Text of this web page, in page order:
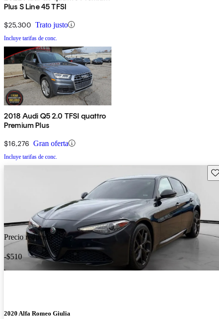
Plus S Line 45 TFSI
$25,300 Trato justo
Incluye tarifas de conc.
2018 Audi Q5 2.0 TFSI quattro
Premium Plus
$16,276 Gran oferta
Incluye tarifas de conc.
Precio reducido
-$510
2020 Alfa Romeo Giulia